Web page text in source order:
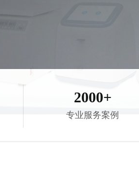
2000+
专业服务案例